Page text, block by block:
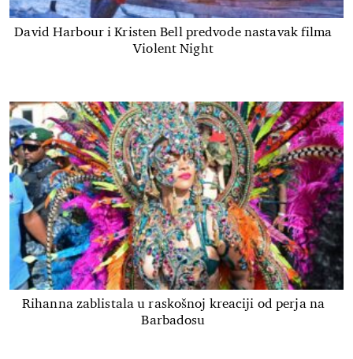
David Harbour i Kristen Bell predvode nastavak filma
Violent Night
Rihanna zablistala u raskošnoj kreaciji od perja na
Barbadosu